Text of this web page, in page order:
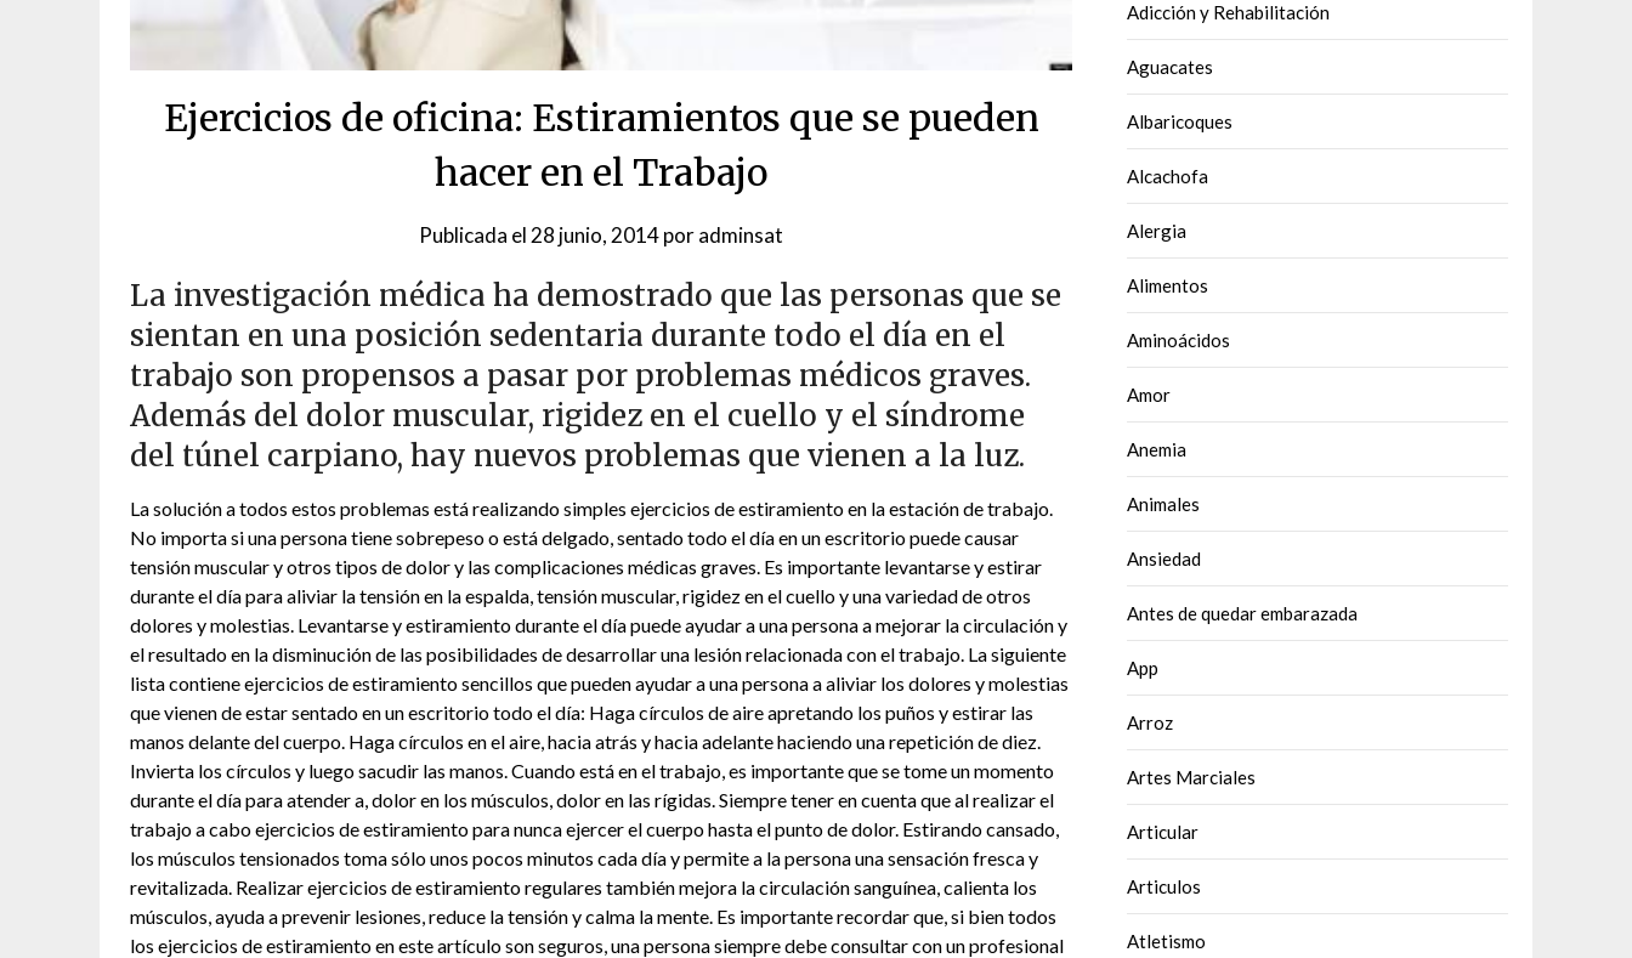
Ejercicios de oficina: Estiramientos que se pueden
hacer en el Trabajo
Publicada el 28 junio, 2014poradminsat
La investigación médica ha demostrado que las personas que se
sientan en una posición sedentaria durante todo el día en el
trabajo son propensos a pasar por problemas médicos graves.
Además del dolor muscular, rigidez en el cuello y el síndrome
del túnel carpiano, hay nuevos problemas que vienen a la luz.
La solución a todos estos problemas está realizando simples ejercicios de estiramiento en la estación de trabajo.
No importa si una persona tiene sobrepeso o está delgado, sentado todo el día en un escritorio puede causar
tensión muscular y otros tipos de dolor y las complicaciones médicas graves. Es importante levantarse y estirar
durante el día para aliviar la tensión en la espalda, tensión muscular, rigidez en el cuello y una variedad de otros
dolores y molestias. Levantarse y estiramiento durante el día puede ayudar a una persona a mejorar la circulación y
el resultado en la disminución de las posibilidades de desarrollar una lesión relacionada con el trabajo. La siguiente
lista contiene ejercicios de estiramiento sencillos que pueden ayudar a una persona a aliviar los dolores y molestias
que vienen de estar sentado en un escritorio todo el día: Haga círculos de aire apretando los puños y estirar las
manos delante del cuerpo. Haga círculos en el aire, hacia atrás y hacia adelante haciendo una repetición de diez.
Invierta los círculos y luego sacudir las manos. Cuando está en el trabajo, es importante que se tome un momento
durante el día para atender a, dolor en los músculos, dolor en las rígidas. Siempre tener en cuenta que al realizar el
trabajo a cabo ejercicios de estiramiento para nunca ejercer el cuerpo hasta el punto de dolor. Estirando cansado,
los músculos tensionados toma sólo unos pocos minutos cada día y permite a la persona una sensación fresca y
revitalizada. Realizar ejercicios de estiramiento regulares también mejora la circulación sanguínea, calienta los
músculos, ayuda a prevenir lesiones, reduce la tensión y calma la mente. Es importante recordar que, si bien todos
los ejercicios de estiramiento en este artículo son seguros, una persona siempre debe consultar con un profesional
Adicción y Rehabilitación
Aguacates
Albaricoques
Alcachofa
Alergia
Alimentos
Aminoácidos
Amor
Anemia
Animales
Ansiedad
Antes de quedar embarazada
App
Arroz
Artes Marciales
Articular
Articulos
Atletismo